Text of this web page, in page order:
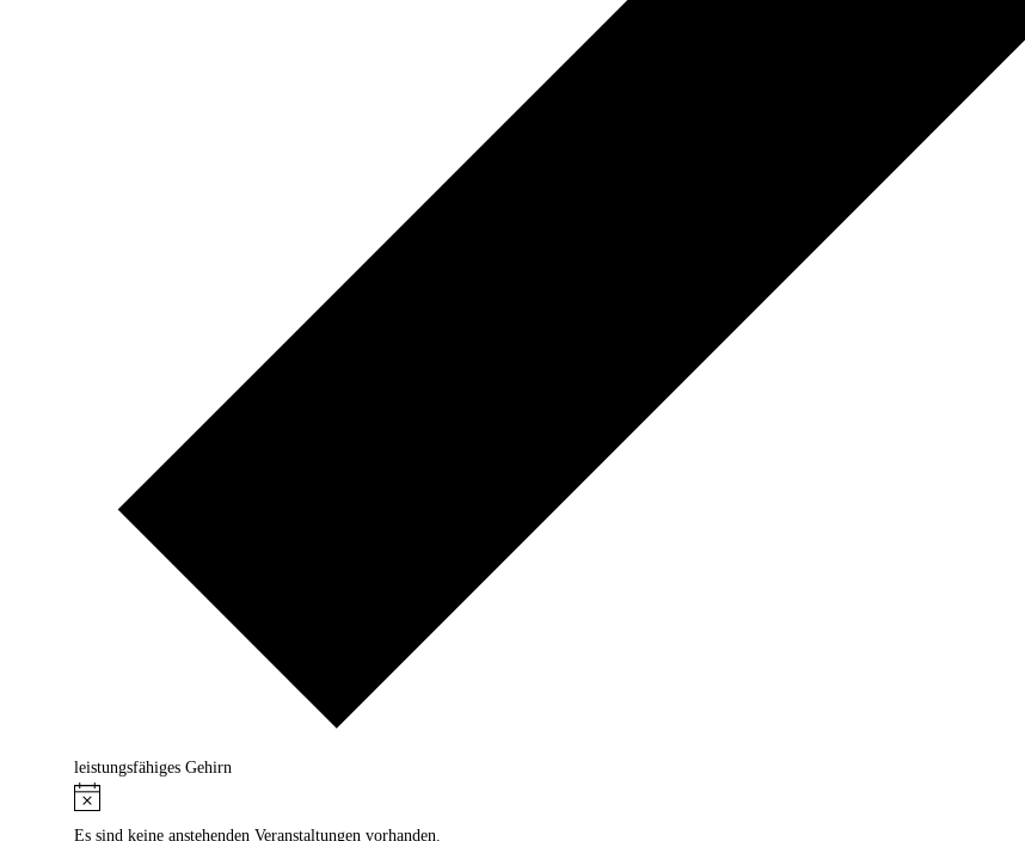
leistungsfähiges Gehirn
Veranstaltungen
für
Hinweis
Es sind keine anstehenden Veranstaltungen vorhanden.